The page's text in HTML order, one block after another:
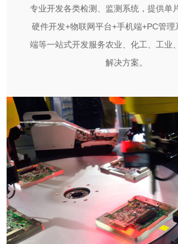
专业开发各类检测、监测系统，提供单
硬件开发+物联网平台+手机端+PC管理
端等一站式开发服务农业、化工、工业
解决方案。